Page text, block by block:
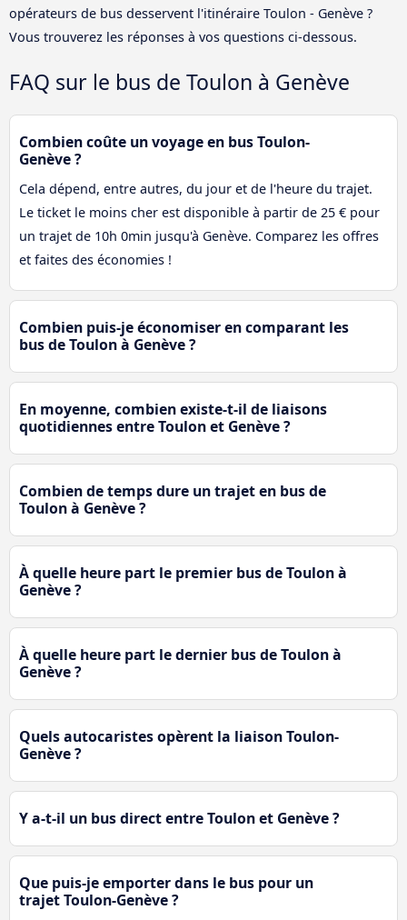
opérateurs de bus desservent l'itinéraire Toulon - Genève ?
Vous trouverez les réponses à vos questions ci-dessous.
FAQ sur le bus de Toulon à Genève
Combien coûte un voyage en bus Toulon-
Genève ?
Cela dépend, entre autres, du jour et de l'heure du trajet.
Le ticket le moins cher est disponible à partir de 25 € pour
un trajet de 10h 0min jusqu'à Genève. Comparez les offres
et faites des économies !
Combien puis-je économiser en comparant les
bus de Toulon à Genève ?
En moyenne, combien existe-t-il de liaisons
quotidiennes entre Toulon et Genève ?
Combien de temps dure un trajet en bus de
Toulon à Genève ?
À quelle heure part le premier bus de Toulon à
Genève ?
À quelle heure part le dernier bus de Toulon à
Genève ?
Quels autocaristes opèrent la liaison Toulon-
Genève ?
Y a-t-il un bus direct entre Toulon et Genève ?
Que puis-je emporter dans le bus pour un
trajet Toulon-Genève ?